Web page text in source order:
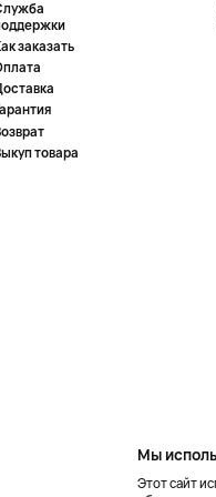
заказать
товара
Мы
Этот сайт